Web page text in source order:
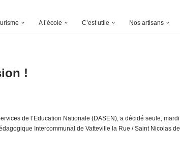
A l’école C’est utile Nos artisans
!
de l’Education Nationale (DASEN), a décidé seule, mardi
Intercommunal de Vatteville la Rue / Saint Nicolas de